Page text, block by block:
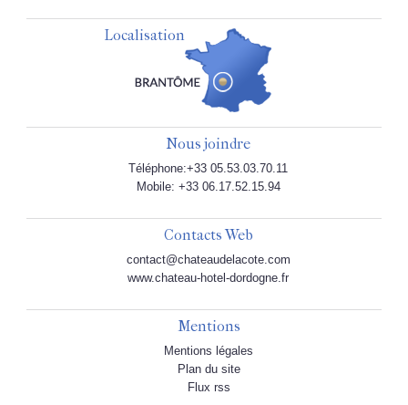
Localisation
Nous joindre
Téléphone:+33 05.53.03.70.11
Mobile: +33 06.17.52.15.94
Contacts Web
contact@chateaudelacote.com
www.chateau-hotel-dordogne.fr
Mentions
Mentions légales
Plan du site
Flux rss